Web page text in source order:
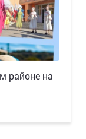
районе на